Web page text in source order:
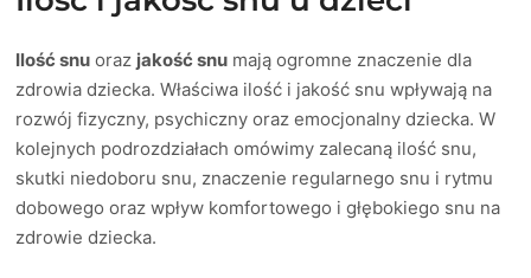
Ilość snu oraz jakość snu mają ogromne znaczenie dla
zdrowia dziecka. Właściwa ilość i jakość snu wpływają na
rozwój fizyczny, psychiczny oraz emocjonalny dziecka. W
kolejnych podrozdziałach omówimy zalecaną ilość snu,
skutki niedoboru snu, znaczenie regularnego snu i rytmu
dobowego oraz wpływ komfortowego i głębokiego snu na
zdrowie dziecka.